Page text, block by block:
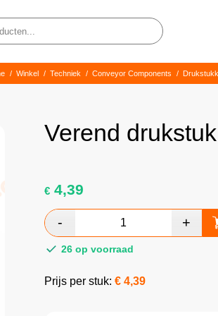
/ Winkel / Techniek / Conveyor Components /
Verend
€4,39
26 op voorraad
Prijs per stuk: € 4,39